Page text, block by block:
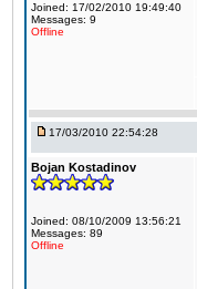
Joined: 17/02/2010 19:49:40
Messages: 9
Offline
17/03/2010 22:54:28
Bojan Kostadinov
Joined: 08/10/2009 13:56:21
Messages: 89
Offline